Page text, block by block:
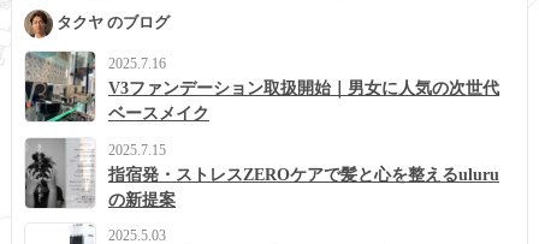
タクヤ のブログ
2025.7.16
V3ファンデーション取扱開始｜男女に人気の次世代
ベースメイク
2025.7.15
指宿発・ストレスZEROケアで髪と心を整えるuluru
の新提案
2025.5.03